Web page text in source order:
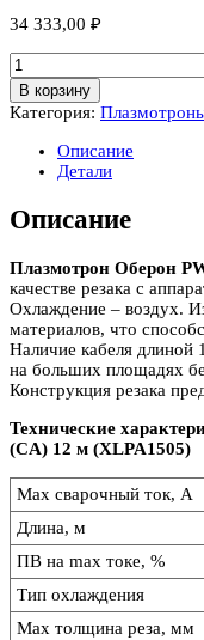
34 333,00 ₽
Количество
товара
Плазменный
резак
12м)
В корзину
Категория:
Описание
Детали
Описание
Плазмотрон Оберон
качестве резака с
Охлаждение – воздух.
материалов, что
Наличие кабеля длиной
на больших площадях
Конструкция резака
Технические
(CA) 12 м (XLPA1505)
Max сварочный ток, А
Длина, м
ПВ на max токе, %
Тип охлаждения
Max толщина реза, мм